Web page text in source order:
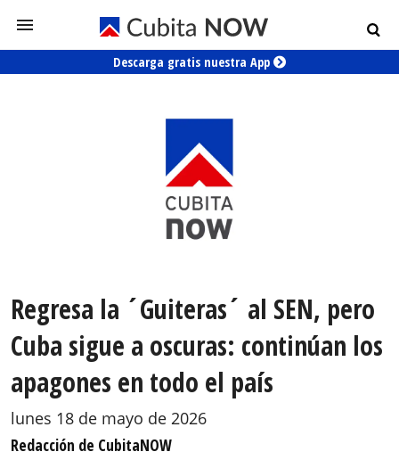
Descarga gratis nuestra App
Regresa la ´Guiteras´ al SEN, pero
Cuba sigue a oscuras: continúan los
apagones en todo el país
lunes 18 de mayo de 2026
Redacción de CubitaNOW